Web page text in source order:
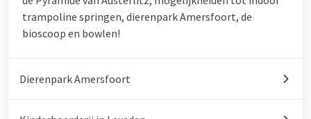
trampoline springen, dierenpark Amersfoort, de
bioscoop en bowlen!
Dierenpark Amersfoort